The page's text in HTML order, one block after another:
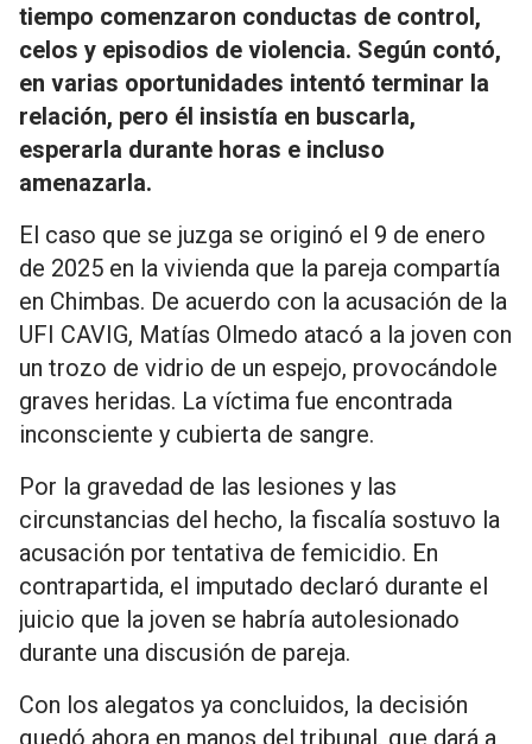
tiempo comenzaron conductas de control,
celos y episodios de violencia. Según contó,
en varias oportunidades intentó terminar la
relación, pero él insistía en buscarla,
esperarla durante horas e incluso
amenazarla.
El caso que se juzga se originó el 9 de enero
de 2025 en la vivienda que la pareja compartía
en Chimbas. De acuerdo con la acusación de la
UFI CAVIG, Matías Olmedo atacó a la joven con
un trozo de vidrio de un espejo, provocándole
graves heridas. La víctima fue encontrada
inconsciente y cubierta de sangre.
Por la gravedad de las lesiones y las
circunstancias del hecho, la fiscalía sostuvo la
acusación por tentativa de femicidio. En
contrapartida, el imputado declaró durante el
juicio que la joven se habría autolesionado
durante una discusión de pareja.
Con los alegatos ya concluidos, la decisión
quedó ahora en manos del tribunal, que dará a